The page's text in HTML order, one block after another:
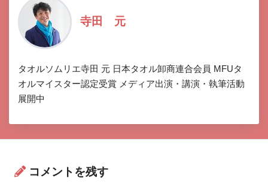
寺田 元
タオルソムリエ寺田 元 日本タオル卸商連合会員 MFUタ
オルマイスター認定受賞 メディア出演・講演・執筆活動
展開中
コメントを残す